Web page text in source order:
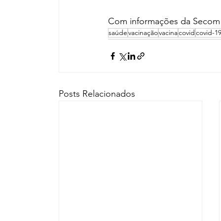
Com informações da Secom
saúdevacinaçãovacinacovidcovid-19
Posts Relacionados